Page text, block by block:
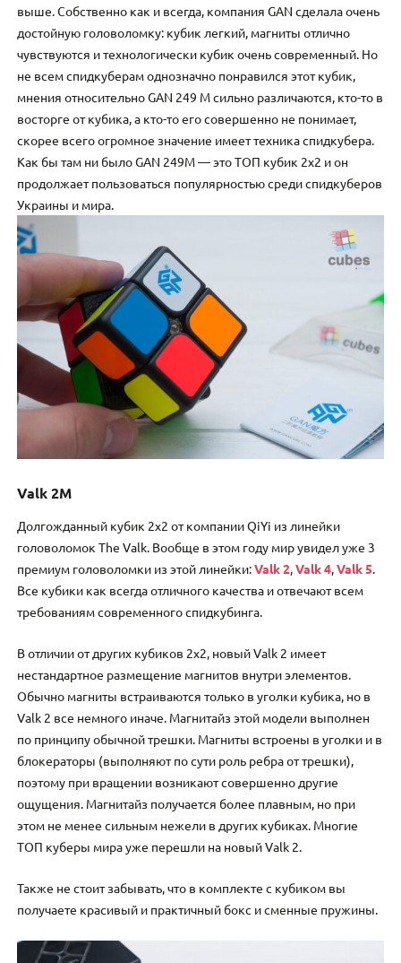
выше. Собственно как и всегда, компания GAN сделала очень
достойную головоломку: кубик легкий, магниты отлично
чувствуются и технологически кубик очень современный. Но
не всем спидкуберам однозначно понравился этот кубик,
мнения относительно GAN 249 M сильно различаются, кто-то в
восторге от кубика, а кто-то его совершенно не понимает,
скорее всего огромное значение имеет техника спидкубера.
Как бы там ни было GAN 249M — это ТОП кубик 2х2 и он
продолжает пользоваться популярностью среди спидкуберов
Украины и мира.
Valk 2M
Долгожданный кубик 2х2 от компании QiYi из линейки
головоломок The Valk. Вообще в этом году мир увидел уже 3
премиум головоломки из этой линейки:Valk 2 ,Valk 4 ,Valk 5
Все кубики как всегда отличного качества и отвечают всем
требованиям современного спидкубинга.
В отличии от других кубиков 2х2, новый Valk 2 имеет
нестандартное размещение магнитов внутри элементов.
Обычно магниты встраиваются только в уголки кубика, но в
Valk 2 все немного иначе. Магнитайз этой модели выполнен
по принципу обычной трешки. Магниты встроены в уголки и в
блокераторы (выполняют по сути роль ребра от трешки),
поэтому при вращении возникают совершенно другие
ощущения. Магнитайз получается более плавным, но при
этом не менее сильным нежели в других кубиках. Многие
ТОП куберы мира уже перешли на новый Valk 2.
Также не стоит забывать, что в комплекте с кубиком вы
получаете красивый и практичный бокс и сменные пружины.